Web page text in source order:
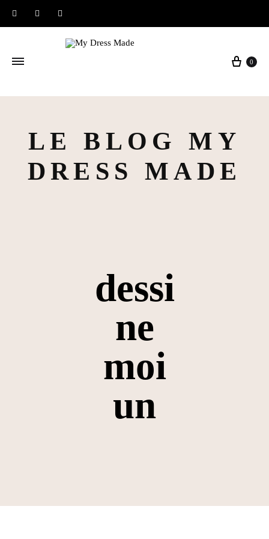
InstagramFacebook
Panier
0
LE BLOG MY
DRESS MADE
dessi
ne
moi
un